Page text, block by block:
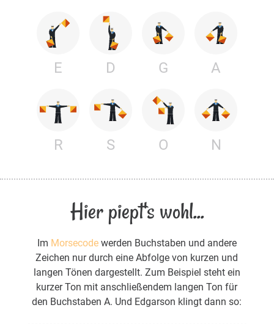
E D G A
R S O N
Hier piept's wohl...
Im Morsecodewerden Buchstaben und andere
Zeichen nur durch eine Abfolge von kurzen und
langen Tönen dargestellt. Zum Beispiel steht ein
kurzer Ton mit anschließendem langen Ton für
den Buchstaben A. Und Edgarson klingt dann so: